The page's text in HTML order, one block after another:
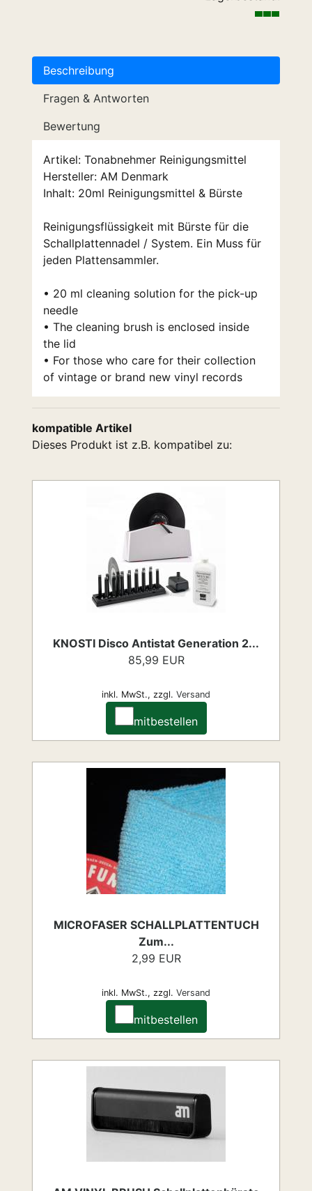
Beschreibung
Fragen & Antworten
Bewertung
Artikel: Tonabnehmer Reinigungsmittel
Hersteller: AM Denmark
Inhalt: 20ml Reinigungsmittel & Bürste
Reinigungsflüssigkeit mit Bürste für die
Schallplattennadel / System. Ein Muss für
jeden Plattensammler.
• 20 ml cleaning solution for the pick-up
needle
• The cleaning brush is enclosed inside
the lid
• For those who care for their collection
of vintage or brand new vinyl records
kompatible Artikel
Dieses Produkt ist z.B. kompatibel zu:
KNOSTI Disco Antistat Generation 2...
85,99 EUR
inkl. MwSt., zzgl. Versand
mitbestellen
MICROFASER SCHALLPLATTENTUCH
Zum...
2,99 EUR
inkl. MwSt., zzgl. Versand
mitbestellen